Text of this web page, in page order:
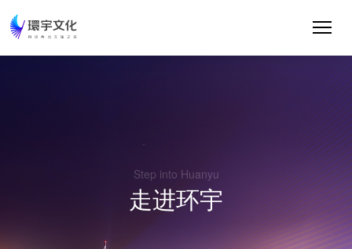
Step into Huanyu
走进环宇